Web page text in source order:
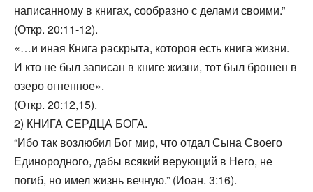
написанному в книгах, сообразно с делами своими.”
(Откр. 20:11-12).
«…и иная Книга раскрыта, котороя есть книга жизни.
И кто не был записан в книге жизни, тот был брошен в
озеро огненное».
(Откр. 20:12,15).
2) КНИГА СЕРДЦА БОГА.
“Ибо так возлюбил Бог мир, что отдал Сына Своего
Единородного, дабы всякий верующий в Него, не
погиб, но имел жизнь вечную.” (Иоан. 3:16).